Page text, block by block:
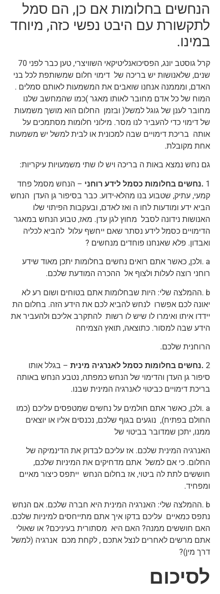
הנחשים בחלומות אם כן, הם סמל
לתקשורת עם היבט נפשי כזה, מיוחד
במינו.
קרל גוסטב יונג, הפסיכואנליטיקאי השוויצרי, טען כבר לפני 70
שנים, שלאנושות יש בריכה של דימוי חלום שמשותפת לכל בני
האדם, ומממנה אנחנו שואבים את המשמעות לאותם סמלים .
המוח של כל אדם מחובר לאותו מאגר )כמו שהמחשב שלנו
מחובר לענן של גוגל למשל( ובזמן החלום הוא מושך משמעות
של דימוי כדי להעביר לנו מסר. מילוני חלומות מסתמכים על
אותה בריכת דימויים שבה למכונית או לבית למשל יש משמעות
אחת מקובלת.
גם נחש נמצא באות ה בריכה ויש לו שתי משמעויות עיקריות:
1 .נחשים בחלומות כסמל לידע רוחני – הנחש מסמל פחד
קמעי, עתיק, שטבוע בנו מהלא-ידוע. כבר בסיפור גן העדן הנחש
הביא ידע ומודעות לחו ה ואז לאדם, ובעקבות הפיתוי שלו
האנושות נידונה לסבל מחוץ לגן עדן. מאז, טבוע הנחש במאגר
הדימויים כסמל לידע נסתר שאם ייחשף עלול להביא לכליה
ואבדון. פלא שאנחנו פוחדים מנחשים ?
a .ולכן, כאשר אתם רואים נחשים בחלומות יתכן מאוד שידע
רוחני רוצה לעלות ולצוף אל ההכרה המודעת שלכם.
b .ההמלצה שלי: היות שבחלומות אתם בטוחים ושום רע לא
יאונה לכם אפשרו לנחש להביא לכם את הידע הזה. בחלום הת
יידדו איתו ואימרו לו שיש לו רשות להתקרב אליכם ולהעביר את
הידע שבה למסור. כתוצאה, תואץ הצמיחה
הרוחנית שלכם.
2 .נחשים בחלומות כסמל לאנרגיה מינית – בגלל אותו
סיפור גן העדן והדימוי של הנחש כמפתה, נטבע הנחש באותה
בריכת דימויים כביטוי לאנרגיה המינית שבנו.
a .ולכן, כאשר אתם חולמים על נחשים שמטפסים עליכם (כמו
החולם בפתיח), נוגעים בגוף שלכם, נכנסים אליו או יוצאים
ממנו, יתכן שמדובר בביטוי של
האנרגיה המינית שלכם. אז עליכם לבדוק את הדינמיקה של
החלום. כי אם למשל אתם מדחיקים את המיניות שלכם,
חוששים לתת לה ביטוי, אז בחלום הנחש ייתפס כיצור מאיים
ומפחיד.
b .ההמלצה שלי: האנרגיה המינית היא חברה שלכם. אם הנחש
נתפס כמאיים עליכם בדקו איך אתם מתייחסים למיניות שלכם.
האם חוששים ממנה? האם היא מסתורית בעיניכם? או שאולי
אתם מרשים לאחרים לנצל אתכם , לקחת מכם אנרגיה (למשל
דרך מין)?
לסיכום